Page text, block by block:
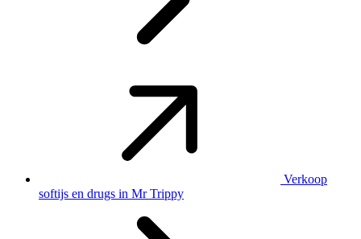
Verkoop
softijs en drugs in Mr Trippy